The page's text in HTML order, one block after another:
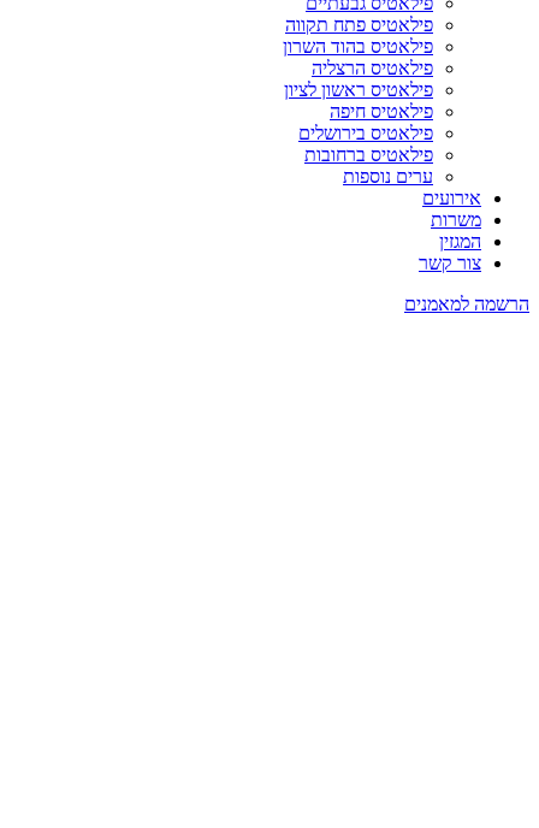
פילאטיס פתח תקווה
פילאטיס בהוד השרון
פילאטיס הרצליה
פילאטיס ראשון לציון
פילאטיס חיפה
פילאטיס בירושלים
פילאטיס ברחובות
ערים נוספות
אירועים
משרות
המגזין
צור קשר
הרשמה למאמנים